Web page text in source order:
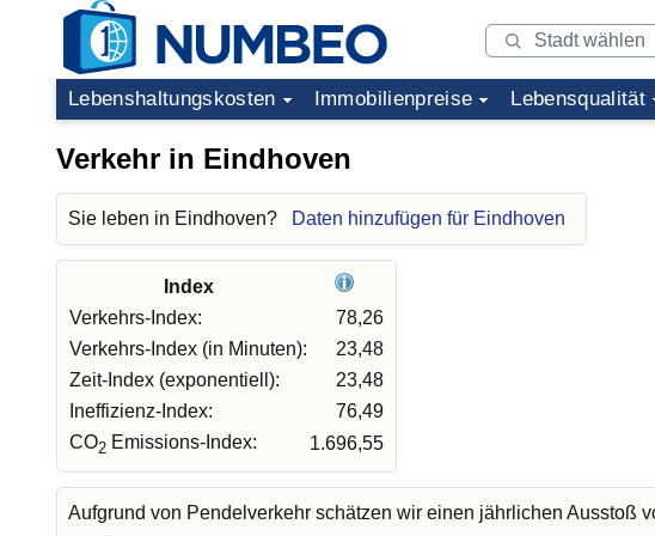
Lebenshaltungskosten Immobilienpreise Lebensqualität
Verkehr in Eindhoven
Sie leben in Eindhoven? Daten hinzufügen für Eindhoven
Index
Verkehrs-Index:
78,26
Verkehrs-Index (in Minuten):
23,48
Zeit-Index (exponentiell):
23,48
Ineffizienz-Index:
76,49
CO2 Emissions-Index: 1.696,55
Aufgrund von Pendelverkehr schätzen wir einen jährlichen Ausstoß